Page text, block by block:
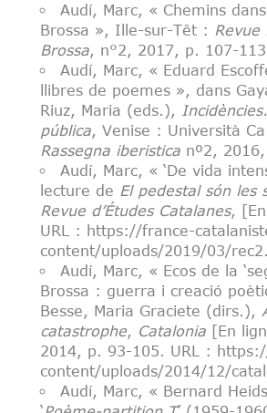
Audí, Marc, « Chemins
Brossa », Ille-sur-Têt : Revue
Brossa, n°2, 2017, p. 107-
Audí, Marc, « Eduard
llibres de poemes », dans
Riuz, Maria (eds.),
pública, Venise : Università
Rassegna iberistica nº2,
Audí, Marc, « ‘De vida
lecture de El pedestal són les
Revue d’Études Catalanes,
URL : https://france-
content/uploads/2019/03/
Audí, Marc, « Ecos de la
Brossa : guerra i creació
Besse, Maria Graciete (dirs.),
catastrophe, Catalonia [En
2014, p. 93-105. URL :
content/uploads/2014/12/
Audí, Marc, « Bernard